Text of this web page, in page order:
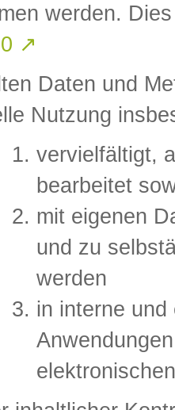
werden.
↗
Daten und
Nutzung
vervielfältigt,
bearbeitet
mit eigenen
und zu
werden
in interne